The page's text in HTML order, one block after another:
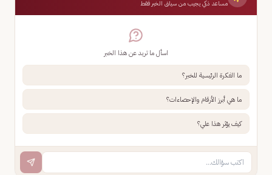
مساعد ذكي يجيب من سياق الخبر فقط
اسأل ما تريد عن هذا الخبر
ما الفكرة الرئيسية للخبر؟
ما هي أبرز الأرقام والإحصاءات؟
كيف يؤثر هذا علي؟